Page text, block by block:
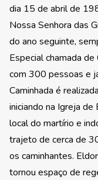
dia 15 de abril de
Nossa Senhora das
do ano seguinte,
Especial chamada
com 300 pessoas e
Caminhada é
iniciando na Igreja
local do martírio e
trajeto de cerca de
os caminhantes.
tornou espaço de